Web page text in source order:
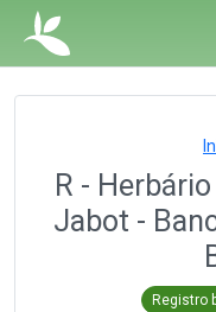
R -
Jabot -
Registro